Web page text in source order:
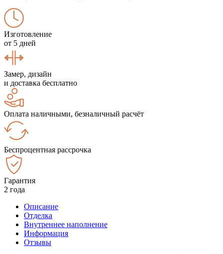
Изготовление
от 5 дней
Замер, дизайн
и доставка бесплатно
Оплата наличными, безналичный расчёт
Беспроцентная рассрочка
Гарантия
2 года
Описание
Отделка
Внутреннее наполнение
Информация
Отзывы